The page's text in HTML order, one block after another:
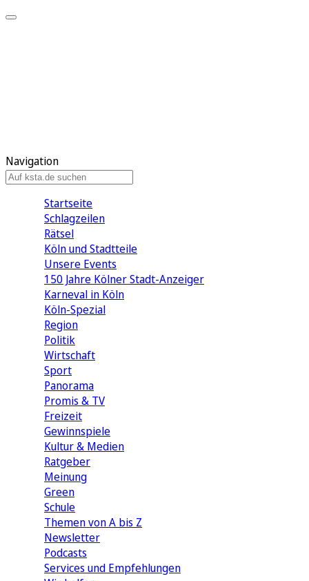
Navigation
Startseite
Schlagzeilen
Rätsel
Köln und Stadtteile
Unsere Events
150 Jahre Kölner Stadt-Anzeiger
Karneval in Köln
Köln-Spezial
Region
Politik
Wirtschaft
Sport
Panorama
Promis & TV
Freizeit
Gewinnspiele
Kultur & Medien
Ratgeber
Meinung
Green
Schule
Themen von A bis Z
Newsletter
Podcasts
Services und Empfehlungen